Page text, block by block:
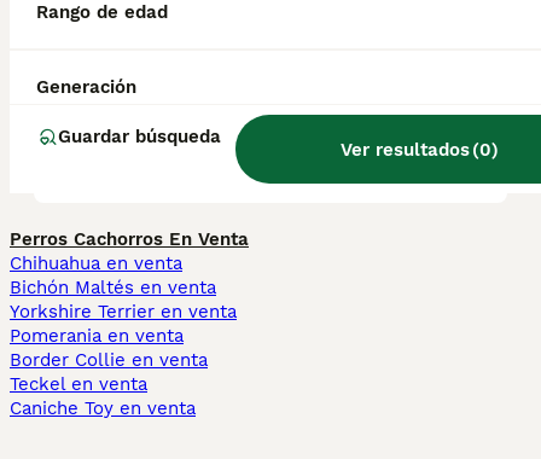
Rango de edad
Generación
Guardar búsqueda
Ver resultados(0)
¿Cuántos tipos de bracos
¿Perro braco es agresivo?
Perros Cachorros En Venta
Chihuahua en venta
Bichón Maltés en venta
Yorkshire Terrier en venta
Pomerania en venta
Border Collie en venta
Teckel en venta
Caniche Toy en venta